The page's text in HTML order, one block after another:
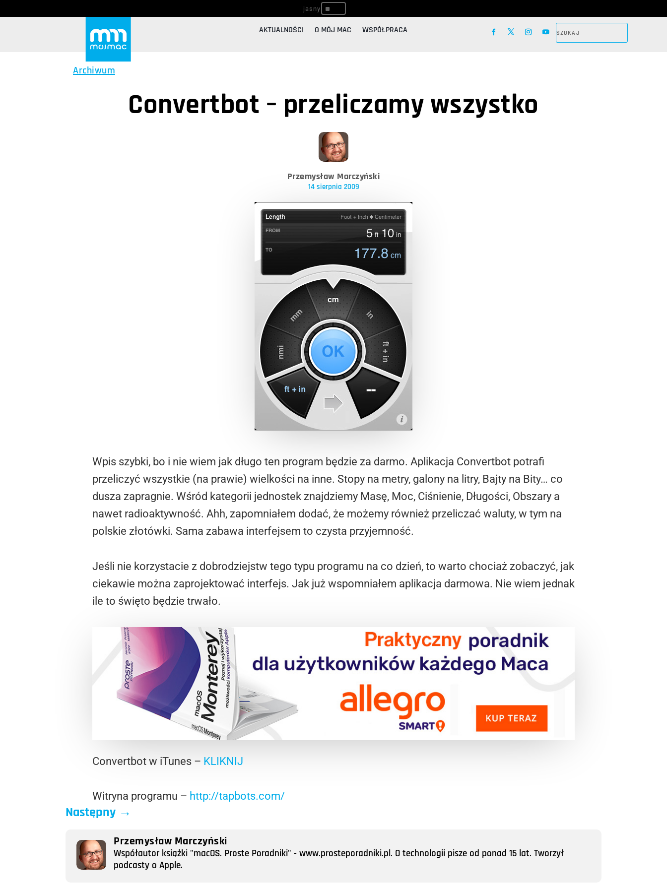
^
AKTUALNOŚCI O MÓJ MAC WSPÓŁPRACA
Archiwum
Convertbot – przeliczamy wszystko
Przemysław Marczyński
14 sierpnia 2009
Wpis szybki, bo i nie wiem jak długo ten program będzie za darmo. Aplikacja Convertbot potrafi
przeliczyć wszystkie (na prawie) wielkości na inne. Stopy na metry, galony na litry, Bajty na Bity… co
dusza zapragnie. Wśród kategorii jednostek znajdziemy Masę, Moc, Ciśnienie, Długości, Obszary a
nawet radioaktywność. Ahh, zapomniałem dodać, że możemy również przeliczać waluty, w tym na
polskie złotówki. Sama zabawa interfejsem to czysta przyjemność.
Jeśli nie korzystacie z dobrodziejstw tego typu programu na co dzień, to warto chociaż zobaczyć, jak
ciekawie można zaprojektować interfejs. Jak już wspomniałem aplikacja darmowa. Nie wiem jednak
ile to święto będzie trwało.
Convertbot w iTunes – KLIKNIJ
Witryna programu – http://tapbots.com/
Następny →
Przemysław Marczyński
Współautor książki "macOS. Proste Poradniki" - www.prosteporadniki.pl. O technologii pisze od ponad 15 lat. Tworzył
podcasty o Apple.